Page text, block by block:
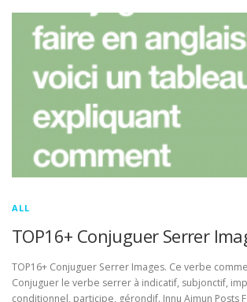
ALL
TOP16+ Conjuguer Serrer
TOP16+ Conjuguer Serrer Images. Ce verbe
Conjuguer le verbe serrer à indicatif, subjonctif,
conditionnel, participe, gérondif. Innu Aimun Posts